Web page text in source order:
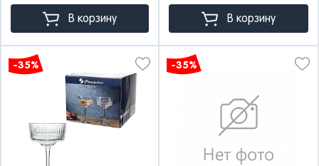
В корзину В корзину
-35% -35%